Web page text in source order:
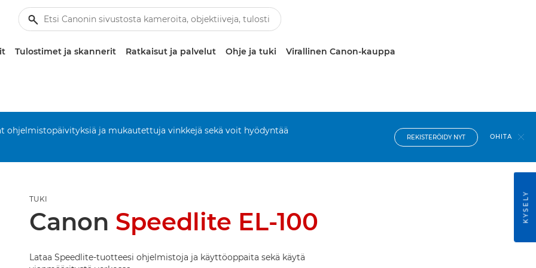
Tulostimet ja skannerit Ratkaisut ja palvelut Ohje ja tuki Virallinen Canon-kauppa
ohjelmistopäivityksiä ja mukautettuja vinkkejä sekä voit hyödyntää
REKISTERÖIDY NYT OHITA
TUKI
Canon Speedlite EL-100
Lataa Speedlite-tuotteesi ohjelmistoja ja käyttöoppaita sekä käytä
KYSELY